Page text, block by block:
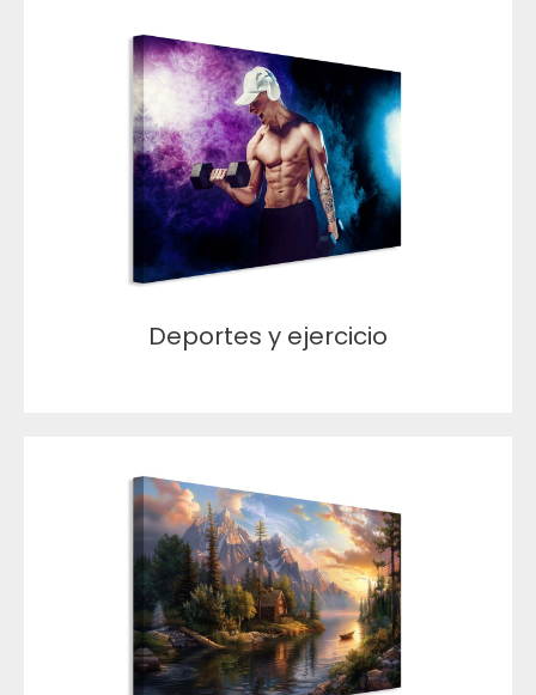
Deportes y ejercicio